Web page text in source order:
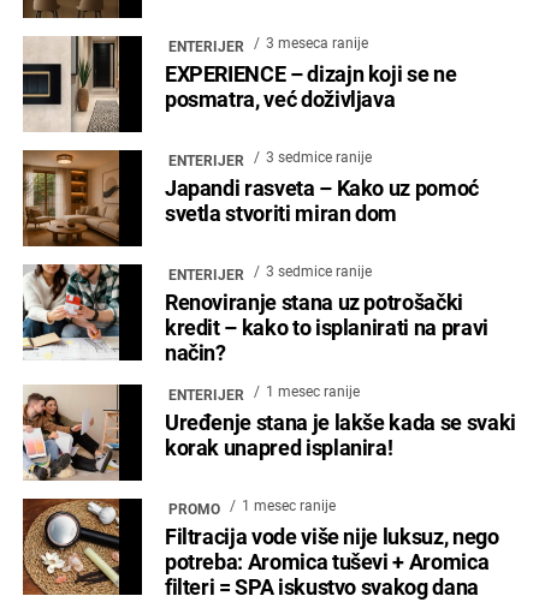
ENTERIJER 3 meseca ranije
EXPERIENCE – dizajn koji se ne
posmatra, već doživljava
ENTERIJER 3 sedmice ranije
Japandi rasveta – Kako uz pomoć
svetla stvoriti miran dom
ENTERIJER 3 sedmice ranije
Renoviranje stana uz potrošački
kredit – kako to isplanirati na pravi
način?
ENTERIJER 1 mesec ranije
Uređenje stana je lakše kada se svaki
korak unapred isplanira!
PROMO 1 mesec ranije
Filtracija vode više nije luksuz, nego
potreba: Aromica tuševi + Aromica
filteri = SPA iskustvo svakog dana